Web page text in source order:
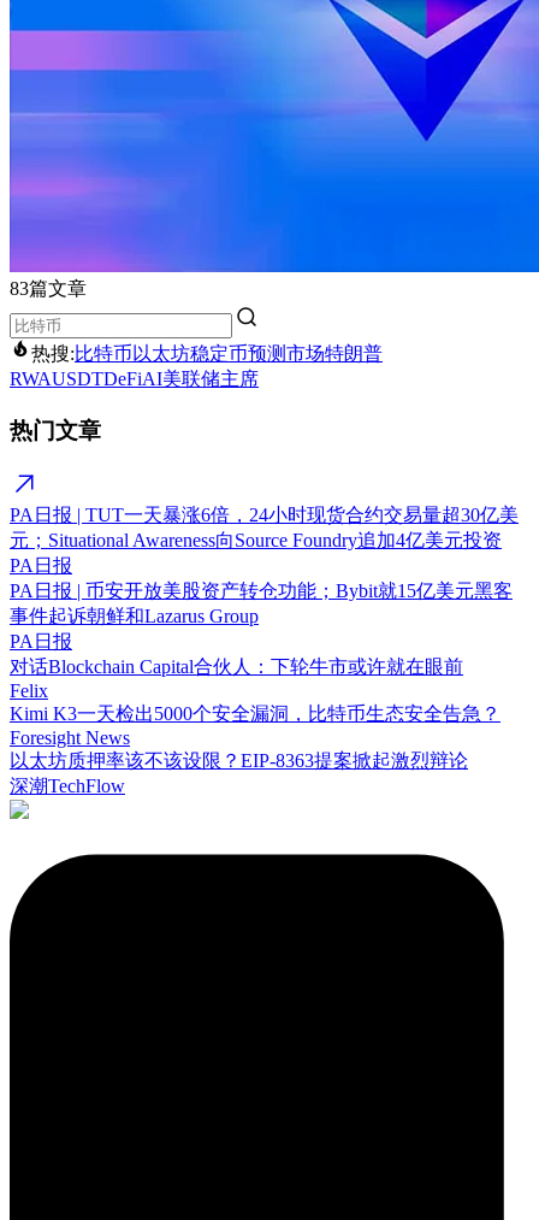
83篇文章
热搜:比特币 以太坊稳定币预测市场特朗普
RWAUSDTDeFiAI美联储主席
热门文章
PA日报 | TUT一天暴涨6倍，24小时现货合约交易量超30亿美
元；Situational Awareness向Source Foundry追加4亿美元投资
PA日报
PA日报 | 币安开放美股资产转仓功能；Bybit就15亿美元黑客
事件起诉朝鲜和Lazarus Group
PA日报
对话Blockchain Capital合伙人：下轮牛市或许就在眼前
Felix
Kimi K3一天检出5000个安全漏洞，比特币生态安全告急？
Foresight News
以太坊质押率该不该设限？EIP-8363提案掀起激烈辩论
深潮TechFlow